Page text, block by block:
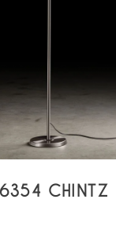
6354 CHINTZ